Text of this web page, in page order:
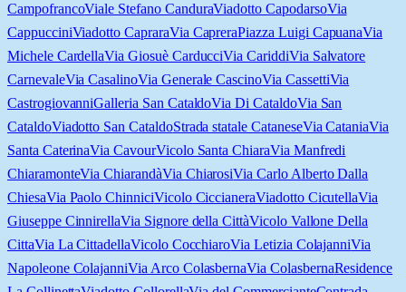
CampofrancoViale Stefano CanduraViadotto CapodarsoVia
CappucciniViadotto CapraraVia CapreraPiazza Luigi CapuanaVia
Michele CardellaVia Giosuè CarducciVia CariddiVia Salvatore
CarnevaleVia CasalinoVia Generale CascinoVia CassettiVia
CastrogiovanniGalleria San CataldoVia Di CataldoVia San
CataldoViadotto San CataldoStrada statale CataneseVia CataniaVia
Santa CaterinaVia CavourVicolo Santa ChiaraVia Manfredi
ChiaramonteVia ChiarandàVia ChiarosiVia Carlo Alberto Dalla
ChiesaVia Paolo ChinniciVicolo CiccianeraViadotto CicutellaVia
Giuseppe CinnirellaVia Signore della CittàVicolo Vallone Della
CittaVia La CittadellaVicolo CocchiaroVia Letizia ColajanniVia
Napoleone ColajanniVia Arco ColasbernaVia ColasbernaResidence